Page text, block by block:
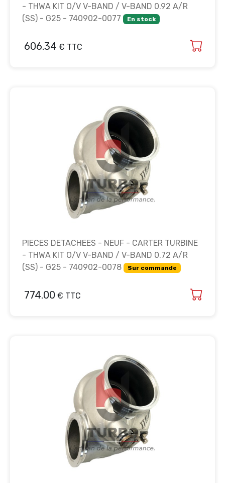
- THWA KIT O/V V-BAND / V-BAND 0.92 A/R
(SS) - G25 - 740902-0077
En stock
606.34 € TTC
PIECES DETACHEES - NEUF - CARTER TURBINE
- THWA KIT O/V V-BAND / V-BAND 0.72 A/R
(SS) - G25 - 740902-0078
Sur commande
774.00 € TTC